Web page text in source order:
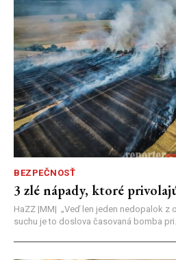
BEZPEČNOSŤ
3 zlé nápady, ktoré
HaZZ |MM| ​„Veď len jeden nedopalok z
suchu je to doslova časovaná bomba